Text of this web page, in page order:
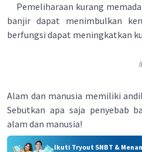
Pemeliharaan kurang
banjir dapat menimbulkan
berfungsi dapat meningkatkan
Alam dan manusia memiliki
Sebutkan apa saja penyebab
alam dan manusia!
Ikuti Tryout SNBT &